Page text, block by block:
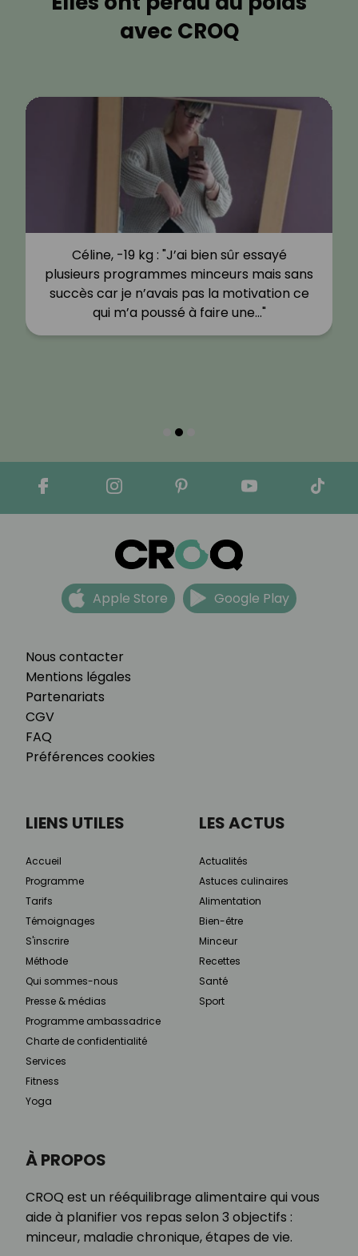
avec CROQ
Céline, -19 kg : "J’ai bien sûr essayé
plusieurs programmes minceurs mais sans
succès car je n’avais pas la motivation ce
qui m’a poussé à faire une…"
Nous contacter
Mentions légales
Partenariats
CGV
FAQ
Préférences cookies
Apple Store Google Play
À PROPOS
CROQ est un rééquilibrage alimentaire qui vous
aide à planifier vos repas selon 3 objectifs :
minceur, maladie chronique, étapes de vie.
LIENS UTILES
Accueil
Programme
Tarifs
Témoignages
S'inscrire
Méthode
Qui sommes-nous
Presse & médias
Programme ambassadrice
Charte de confidentialité
Services
Fitness
Yoga
LES ACTUS
Actualités
Astuces culinaires
Alimentation
Bien-être
Minceur
Recettes
Santé
Sport